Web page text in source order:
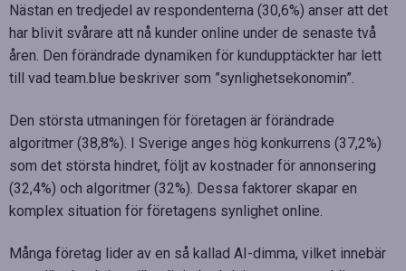
Nästan en tredjedel av respondenterna (30,6%) anser att det
har blivit svårare att nå kunder online under de senaste två
åren. Den förändrade dynamiken för kundupptäckter har lett
till vad team.blue beskriver som ”synlighetsekonomin”.
Den största utmaningen för företagen är förändrade
algoritmer (38,8%). I Sverige anges hög konkurrens (37,2%)
som det största hindret, följt av kostnader för annonsering
(32,4%) och algoritmer (32%). Dessa faktorer skapar en
komplex situation för företagens synlighet online.
Många företag lider av en så kallad AI-dimma, vilket innebär